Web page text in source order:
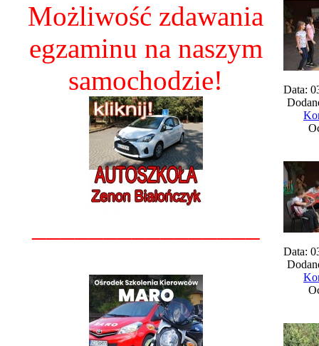
Możliwość zdawania
egzaminu na naszym
samochodzie!
Data:
Data: